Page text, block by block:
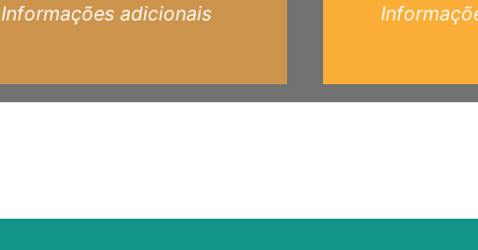
Informações adicionais